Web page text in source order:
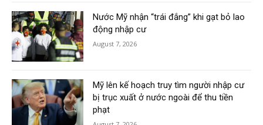
Nước Mỹ nhận “trái đắng” khi gạt bỏ lao
động nhập cư
August 7, 2026
Mỹ lên kế hoạch truy tìm người nhập cư
bị trục xuất ở nước ngoài để thu tiền
phạt